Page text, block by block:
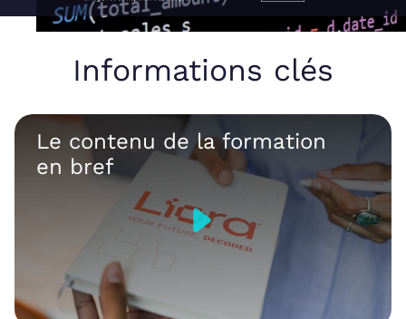
Informations clés
Le contenu de la formation
en bref